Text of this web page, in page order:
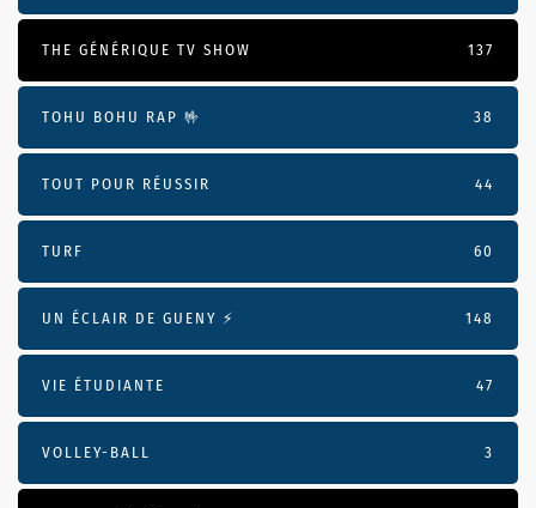
THE GÉNÉRIQUE TV SHOW 137
TOHU BOHU RAP 🤟 38
TOUT POUR RÉUSSIR 44
TURF 60
UN ÉCLAIR DE GUENY ⚡️ 148
VIE ÉTUDIANTE 47
VOLLEY-BALL 3